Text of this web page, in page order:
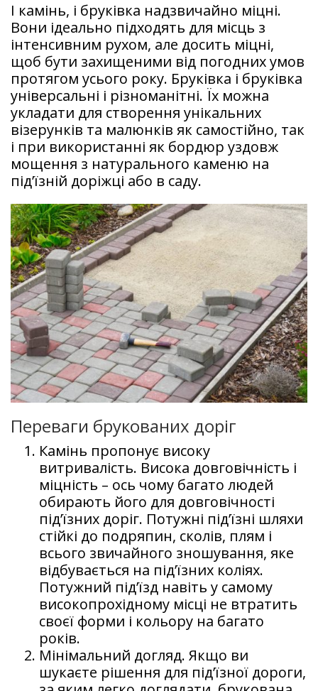
І камінь, і бруківка надзвичайно міцні.
Вони ідеально підходять для місць з
інтенсивним рухом, але досить міцні,
щоб бути захищеними від погодних умов
протягом усього року. Бруківка і бруківка
універсальні і різноманітні. Їх можна
укладати для створення унікальних
візерунків та малюнків як самостійно, так
і при використанні як бордюр уздовж
мощення з натурального каменю на
під’їзній доріжці або в саду.
Переваги брукованих доріг
Камінь пропонує високу
витривалість. Висока довговічність і
міцність – ось чому багато людей
обирають його для довговічності
під’їзних доріг. Потужні під’їзні шляхи
стійкі до подряпин, сколів, плям і
всього звичайного зношування, яке
відбувається на під’їзних коліях.
Потужний під’їзд навіть у самому
високопрохідному місці не втратить
своєї форми і кольору на багато
років.
Мінімальний догляд. Якщо ви
шукаєте рішення для під’їзної дороги,